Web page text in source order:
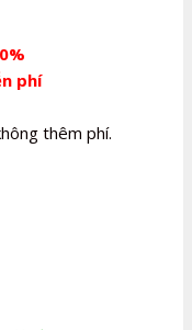
phí
thêm phí.